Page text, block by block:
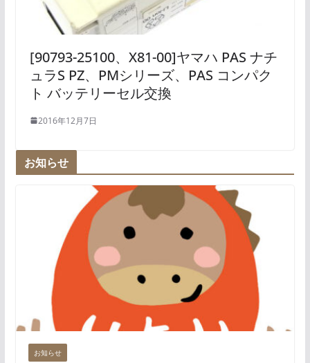
[90793-25100、X81-00]ヤマハ PAS ナチ
ュラS PZ、PMシリーズ、PAS コンパク
ト バッテリーセル交換
2016年12月7日
お知らせ
お知らせ